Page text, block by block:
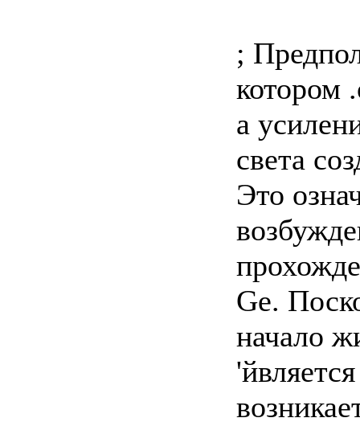
;
котором
а
света
Это
Ge.
начало